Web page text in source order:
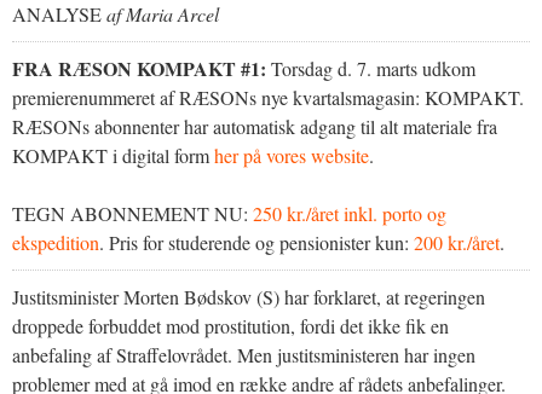
ANALYSEaf Maria Arcel
FRA RÆSON KOMPAKT #1: Torsdag d. 7. marts udkom
premierenummeret af RÆSONs nye kvartalsmagasin: KOMPAKT.
RÆSONs abonnenter har automatisk adgang til alt materiale fra
KOMPAKT i digital formher på vores website.
TEGN ABONNEMENT NU: 250 kr./året inkl. porto og
ekspedition. Pris for studerende og pensionister kun: 200 kr./året.
Justitsminister Morten Bødskov (S) har forklaret, at regeringen
droppede forbuddet mod prostitution, fordi det ikke fik en
anbefaling af Straffelovrådet. Men justitsministeren har ingen
problemer med at gå imod en række andre af rådets anbefalinger.